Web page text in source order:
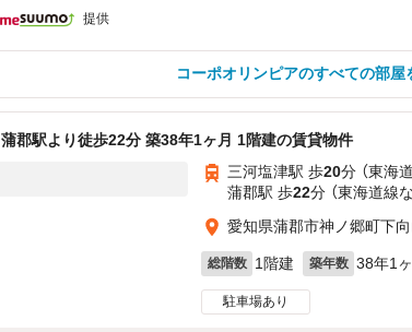
提供
コーポオリンピアのすべての部屋
蒲郡駅より徒歩22分 築38年1ヶ月 1階建の賃貸物件
三河塩津駅 歩20分 （東海道
蒲郡駅 歩22分 （東海道線
愛知県蒲郡市神ノ郷町下
総階数 1階建 築年数 38年1
駐車場あり